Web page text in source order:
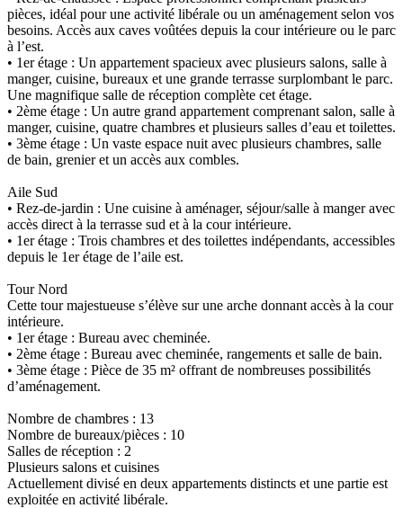
pièces, idéal pour une activité libérale ou un aménagement selon vos
besoins. Accès aux caves voûtées depuis la cour intérieure ou le parc
à l’est.
• 1er étage : Un appartement spacieux avec plusieurs salons, salle à
manger, cuisine, bureaux et une grande terrasse surplombant le parc.
Une magnifique salle de réception complète cet étage.
• 2ème étage : Un autre grand appartement comprenant salon, salle à
manger, cuisine, quatre chambres et plusieurs salles d’eau et toilettes.
• 3ème étage : Un vaste espace nuit avec plusieurs chambres, salle
de bain, grenier et un accès aux combles.
Aile Sud
• Rez-de-jardin : Une cuisine à aménager, séjour/salle à manger avec
accès direct à la terrasse sud et à la cour intérieure.
• 1er étage : Trois chambres et des toilettes indépendants, accessibles
depuis le 1er étage de l’aile est.
Tour Nord
Cette tour majestueuse s’élève sur une arche donnant accès à la cour
intérieure.
• 1er étage : Bureau avec cheminée.
• 2ème étage : Bureau avec cheminée, rangements et salle de bain.
• 3ème étage : Pièce de 35 m² offrant de nombreuses possibilités
d’aménagement.
Nombre de chambres : 13
Nombre de bureaux/pièces : 10
Salles de réception : 2
Plusieurs salons et cuisines
Actuellement divisé en deux appartements distincts et une partie est
exploitée en activité libérale.